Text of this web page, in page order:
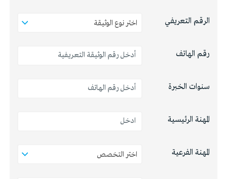
الرقم التعريفي
رقم الهاتف
سنوات الخبرة
المهنة الرئيسية
المهنة الفرعية